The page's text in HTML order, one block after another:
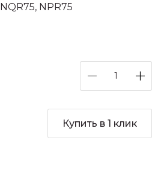
NQR75, NPR75
Купить в 1 клик